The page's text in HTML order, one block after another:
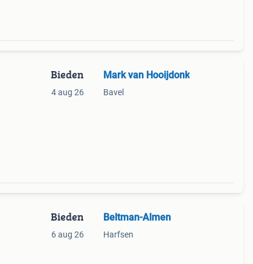
Bieden
4 aug 26
Mark van Hooijdonk
Bavel
Bieden
6 aug 26
Beltman-Almen
Harfsen